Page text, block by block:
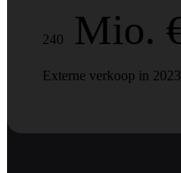
240
Externe verkoop in 2023